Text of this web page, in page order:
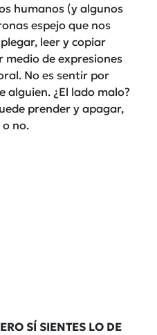
humanos (y algunos
espejo que nos
leer y copiar
medio de expresiones
No es sentir por
alguien. ¿El lado malo?
prender y apagar,
o no.
SÍ SIENTES LO DE